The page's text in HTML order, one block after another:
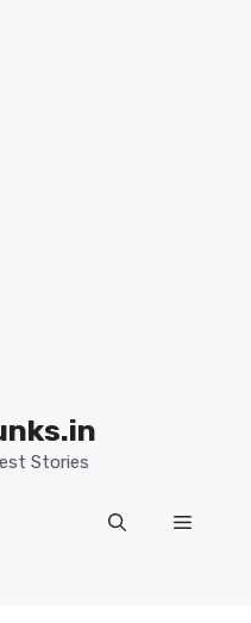
Stories
Menu